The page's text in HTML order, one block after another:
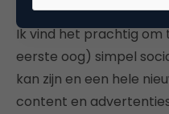
Ik vind het prachtig om
eerste oog) simpel
kan zijn en een hele
content en